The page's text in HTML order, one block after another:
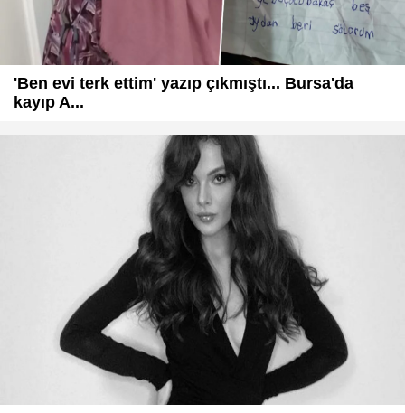
'Ben evi terk ettim' yazıp çıkmıştı... Bursa'da
kayıp A...